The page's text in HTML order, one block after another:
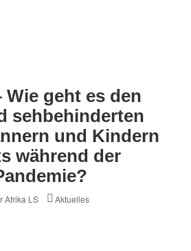
Wie geht es den
sehbehinderten
und Kindern
während der
Afrika LS Categories
Aktuelles